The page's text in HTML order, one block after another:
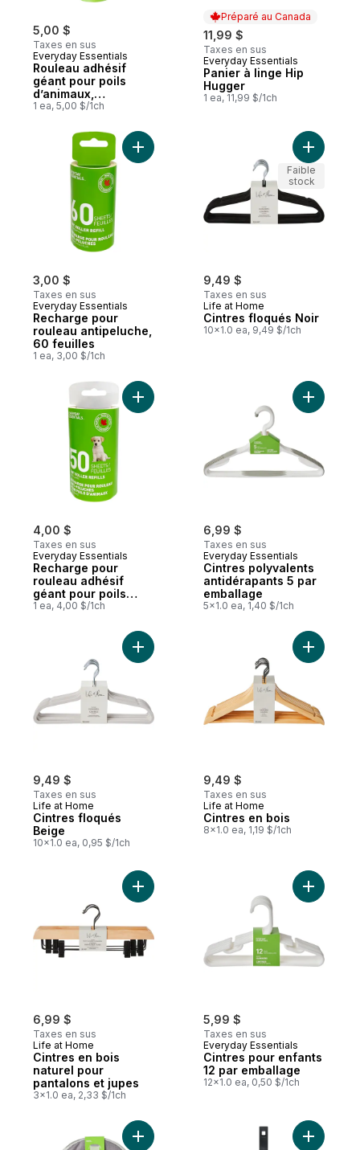
5,00 $
Taxes en sus
Everyday Essentials
Rouleau adhésif
géant pour poils
d’animaux,
50 feuilles
1 ea, 5,00 $/1ch
Préparé au Canada
11,99 $
Taxes en sus
Préparé au Canada
Everyday Essentials
Panier à linge Hip
Hugger
1 ea, 11,99 $/1ch
3,00 $
Taxes en sus
Everyday Essentials
Recharge pour
rouleau antipeluche,
60 feuilles
1 ea, 3,00 $/1ch
Ajouter Recharge pour rouleau
9,49 $
Taxes en sus
Life at Home
Cintres floqués Noir
10x1.0 ea, 9,49 $/1ch
Ajouter
Faible
stock
4,00 $
Taxes en sus
Everyday Essentials
Recharge pour
rouleau adhésif
géant pour poils
d’animaux,
1 ea, 4,00 $/1ch
Ajouter Recharge pour rouleau adhésif
6,99 $
Taxes en sus
Everyday Essentials
Cintres polyvalents
antidérapants 5 par
emballage
5x1.0 ea, 1,40 $/1ch
Ajouter
9,49 $
Taxes en sus
Life at Home
Cintres floqués
Beige
10x1.0 ea, 0,95 $/1ch
Ajouter Cintres floqués Beige au panier
9,49 $
Taxes en sus
Life at Home
Cintres en bois
8x1.0 ea, 1,19 $/1ch
6,99 $
Taxes en sus
Life at Home
Cintres en bois
naturel pour
pantalons et jupes
3x1.0 ea, 2,33 $/1ch
5,99 $
Taxes en sus
Everyday Essentials
Cintres pour enfants
12 par emballage
12x1.0 ea, 0,50 $/1ch
Ajouter
Ajouter Panier à lessive escamotable à
Ajouter